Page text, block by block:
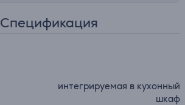
Спецификация
интегрируемая в кухонный
шкаф